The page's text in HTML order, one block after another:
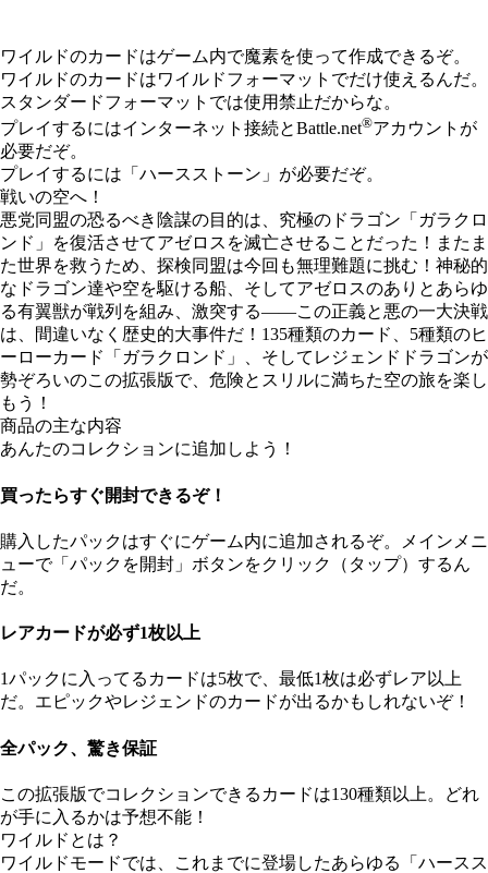
Available actions
ワイルドのカードはゲーム内で魔素を使って作成できるぞ。
ワイルドのカードはワイルドフォーマットでだけ使えるんだ。
スタンダードフォーマットでは使用禁止だからな。
プレイするにはインターネット接続とBattle.net®アカウントが
必要だぞ。
プレイするには「ハースストーン」が必要だぞ。
戦いの空へ！
悪党同盟の恐るべき陰謀の目的は、究極のドラゴン「ガラクロ
ンド」を復活させてアゼロスを滅亡させることだった！またま
た世界を救うため、探検同盟は今回も無理難題に挑む！神秘的
なドラゴン達や空を駆ける船、そしてアゼロスのありとあらゆ
る有翼獣が戦列を組み、激突する――この正義と悪の一大決戦
は、間違いなく歴史的大事件だ！135種類のカード、5種類のヒ
ーローカード「ガラクロンド」、そしてレジェンドドラゴンが
勢ぞろいのこの拡張版で、危険とスリルに満ちた空の旅を楽し
もう！
商品の主な内容
あんたのコレクションに追加しよう！
買ったらすぐ開封できるぞ！
購入したパックはすぐにゲーム内に追加されるぞ。メインメニ
ューで「パックを開封」ボタンをクリック（タップ）するん
だ。
レアカードが必ず1枚以上
1パックに入ってるカードは5枚で、最低1枚は必ずレア以上
だ。エピックやレジェンドのカードが出るかもしれないぞ！
全パック、驚き保証
この拡張版でコレクションできるカードは130種類以上。どれ
が手に入るかは予想不能！
ワイルドとは？
ワイルドモードでは、これまでに登場したあらゆる「ハースス